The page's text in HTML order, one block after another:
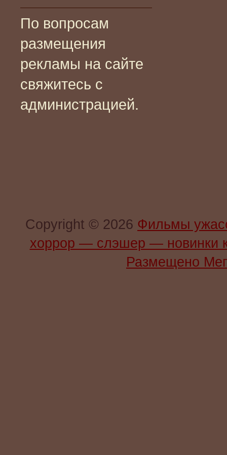
По вопросам
размещения
рекламы на сайте
свяжитесь с
администрацией.
Copyright © 2026 Фильмы
хоррор — слэшер —
Размещено